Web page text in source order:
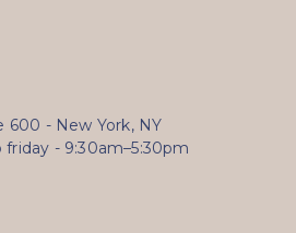
600 - New York, NY
- 9:30am–5:30pm